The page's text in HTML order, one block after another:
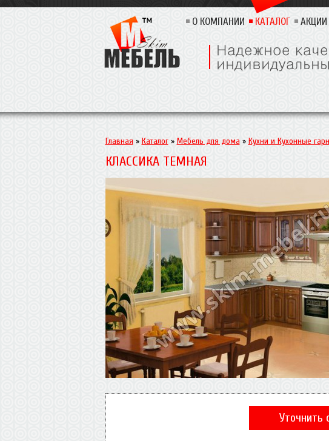
О КОМПАНИИ КАТАЛОГ АКЦИИ
Главная » Каталог» Мебель для дома » Кухни и Кухонные
КЛАССИКА ТЕМНАЯ
Уточнить